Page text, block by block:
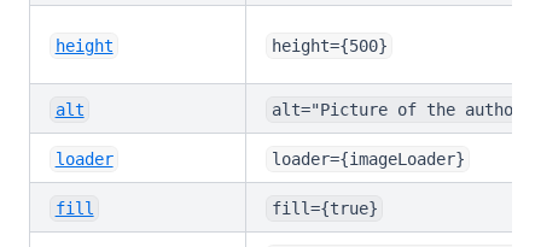
height height={500}
alt alt="Picture of the author"
loader loader={imageLoader}
fill fill={true}